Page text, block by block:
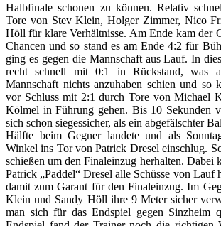
Halbfinale schonen zu können. Relativ
Tore von Stev Klein, Holger Zimmer, Nico
Höll für klare Verhältnisse. Am Ende kam der
Chancen und so stand es am Ende 4:2 für
ging es gegen die Mannschaft aus Lauf. In
recht schnell mit 0:1 in Rückstand, was
Mannschaft nichts anzuhaben schien und so
vor Schluss mit 2:1 durch Tore von Michael
Kölmel in Führung gehen. Bis 10 Sekunden
sich schon siegessicher, als ein abgefälschter
Hälfte beim Gegner landete und als
Winkel ins Tor von Patrick Dresel einschlug.
schießen um den Finaleinzug herhalten. Dabei
Patrick „Paddel“ Dresel alle Schüsse von Lauf
damit zum Garant für den Finaleinzug. Im
Klein und Sandy Höll ihre 9 Meter sicher
man sich für das Endspiel gegen Sinzheim